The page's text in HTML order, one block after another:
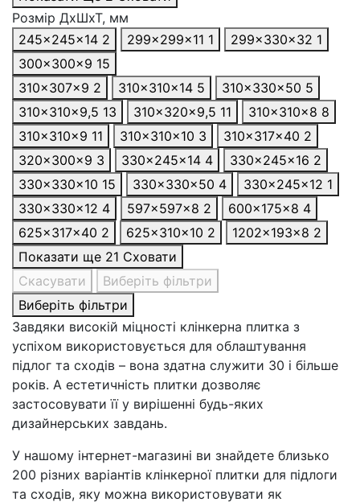
Розмір ДхШхТ, мм
245x245x14 2 299x299x11 1 299x330x32 1
300×300x9 15
310x307x9 2 310x310x14 5 310x330x50 5
310x310x9,5 13 310x320x9,5 11 310×310×8 8
310×310×9 11 310×310×10 3 310×317×40 2
320x300x9 3 330x245x14 4 330x245x16 2
330x330x10 15 330x330x50 4 330×245x12 1
330×330x12 4 597x597x8 2 600x175x8 4
625x317x40 2 625×310×10 2 1202x193x8 2
Показати ще 21 Сховати
Скасувати
Виберіть фільтри
Виберіть фільтри
Завдяки високій міцності клінкерна плитка з
успіхом використовується для облаштування
підлог та сходів – вона здатна служити 30 і більше
років. А естетичність плитки дозволяє
застосовувати її у вирішенні будь-яких
дизайнерських завдань.
У нашому інтернет-магазині ви знайдете близько
200 різних варіантів клінкерної плитки для підлоги
та сходів, яку можна використовувати як